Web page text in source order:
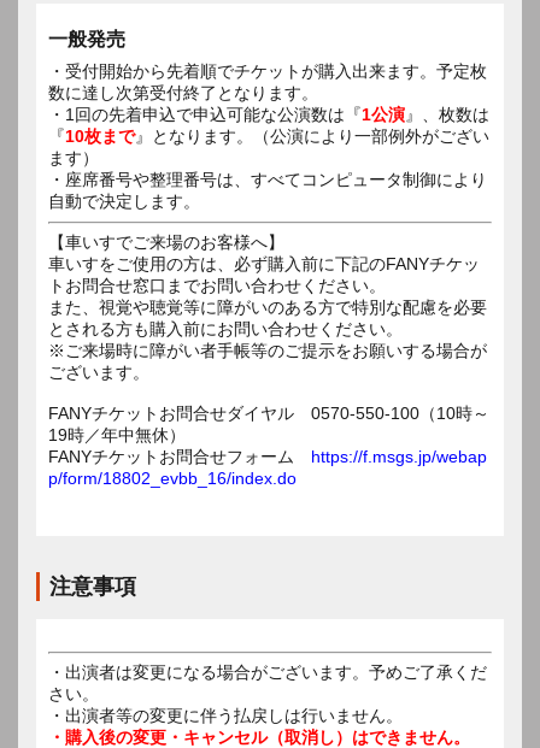
一般発売
・受付開始から先着順でチケットが購入出来ます。予定枚
数に達し次第受付終了となります。
・1回の先着申込で申込可能な公演数は『1公演』、枚数は
『10枚まで』となります。（公演により一部例外がござい
ます）
・座席番号や整理番号は、すべてコンピュータ制御により
自動で決定します。
【車いすでご来場のお客様へ】
車いすをご使用の方は、必ず購入前に下記のFANYチケッ
トお問合せ窓口までお問い合わせください。
また、視覚や聴覚等に障がいのある方で特別な配慮を必要
とされる方も購入前にお問い合わせください。
※ご来場時に障がい者手帳等のご提示をお願いする場合が
ございます。
FANYチケットお問合せダイヤル 0570-550-100（10時～
19時／年中無休）
FANYチケットお問合せフォーム https://f.msgs.jp/webap
p/form/18802_evbb_16/index.do
注意事項
・出演者は変更になる場合がございます。予めご了承くだ
さい。
・出演者等の変更に伴う払戻しは行いません。
・購入後の変更・キャンセル（取消し）はできません。